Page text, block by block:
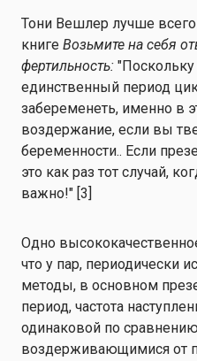
Тони Вешлер лучше
книге Возьмите на себя
фертильность: "Поскольку
единственный период
забеременеть, именно в
воздержание, если вы
беременности.. Если
это как раз тот случай,
важно!" [3]
Одно
что у пар, периодически
методы, в основном
период, частота
одинаковой по
воздерживающимися от